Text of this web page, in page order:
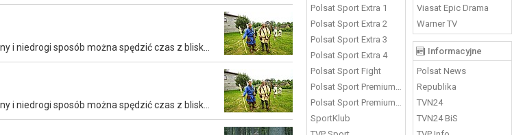
Polsat Sport Extra 1
Polsat Sport Extra 2
Polsat Sport Extra 3
Polsat Sport Extra 4
Polsat Sport Fight
Polsat Sport Premium 1
Polsat Sport Premium 2
SportKlub
Viasat Epic Drama
Warner TV
Informacyjne
Polsat News
Republika
TVN24
TVN24 BiS